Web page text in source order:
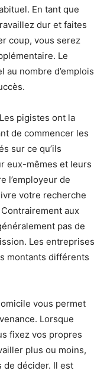
En tant que
dur et faites
coup, vous serez
Le
nombre d’emplois
pigistes ont la
de commencer les
sur ce qu’ils
eux-mêmes et leurs
l’employeur de
votre recherche
aux
pas de
Les entreprises
montants différents
vous permet
Lorsque
fixez vos propres
plus ou moins,
de décider. Il est